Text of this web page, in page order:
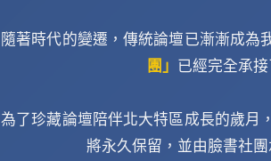
隨著時代的變遷，傳統論壇已漸漸成為
團」 已經完全承
為了珍藏論壇陪伴北大特區成長的歲月
將永久保留，並由臉書社